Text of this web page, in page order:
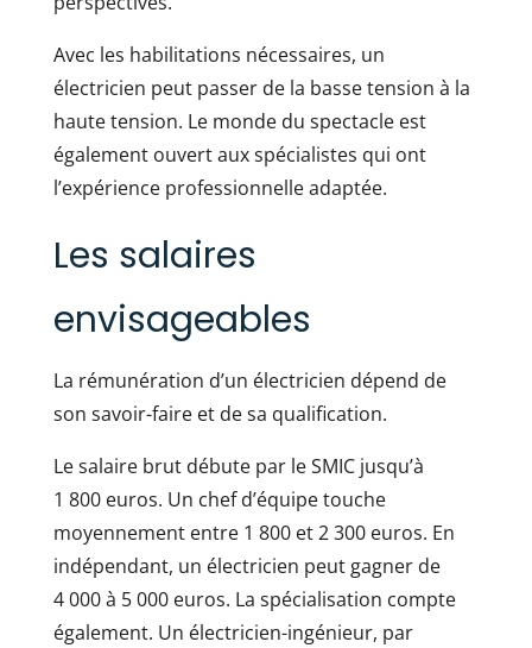
Avec les habilitations nécessaires, un
électricien peut passer de la basse tension à la
haute tension. Le monde du spectacle est
également ouvert aux spécialistes qui ont
l’expérience professionnelle adaptée.
Les salaires
envisageables
La rémunération d’un électricien dépend de
son savoir-faire et de sa qualification.
Le salaire brut débute par le SMIC jusqu’à
1 800 euros. Un chef d’équipe touche
moyennement entre 1 800 et 2 300 euros. En
indépendant, un électricien peut gagner de
4 000 à 5 000 euros. La spécialisation compte
également. Un électricien-ingénieur, par